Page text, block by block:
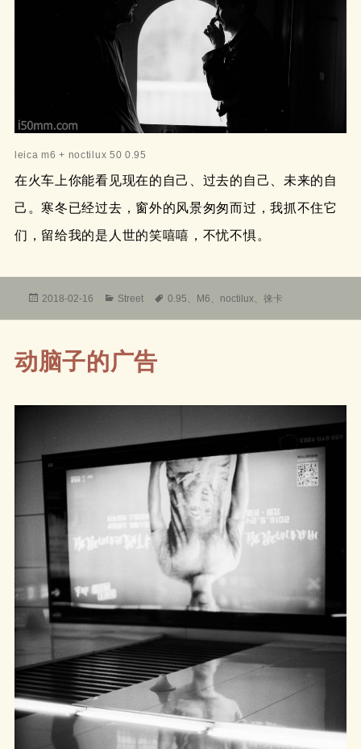
leica m6 + noctilux 50 0.95
在火车上你能看见现在的自己、过去的自己、未来的自
己。寒冬已经过去，窗外的风景匆匆而过，我抓不住它
们，留给我的是人世的笑嘻嘻，不忧不惧。
发
2018-02-16
分
Street
标
0.95 M6 noctilux 、徕卡
动脑子的广告